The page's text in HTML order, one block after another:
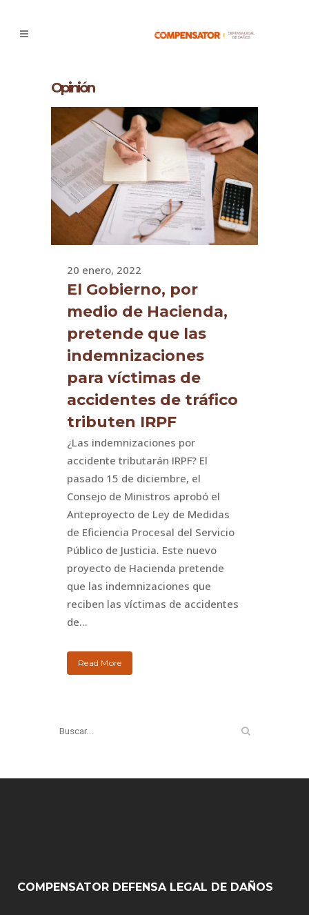
Opinión
20 enero, 2022
El Gobierno, por
medio de Hacienda,
pretende que las
indemnizaciones
para víctimas de
accidentes de tráfico
tributen IRPF
¿Las indemnizaciones por
accidente tributarán IRPF? El
pasado 15 de diciembre, el
Consejo de Ministros aprobó el
Anteproyecto de Ley de Medidas
de Eficiencia Procesal del Servicio
Público de Justicia. Este nuevo
proyecto de Hacienda pretende
que las indemnizaciones que
reciben las víctimas de accidentes
de...
Read More
COMPENSATOR DEFENSA LEGAL DE DAÑOS